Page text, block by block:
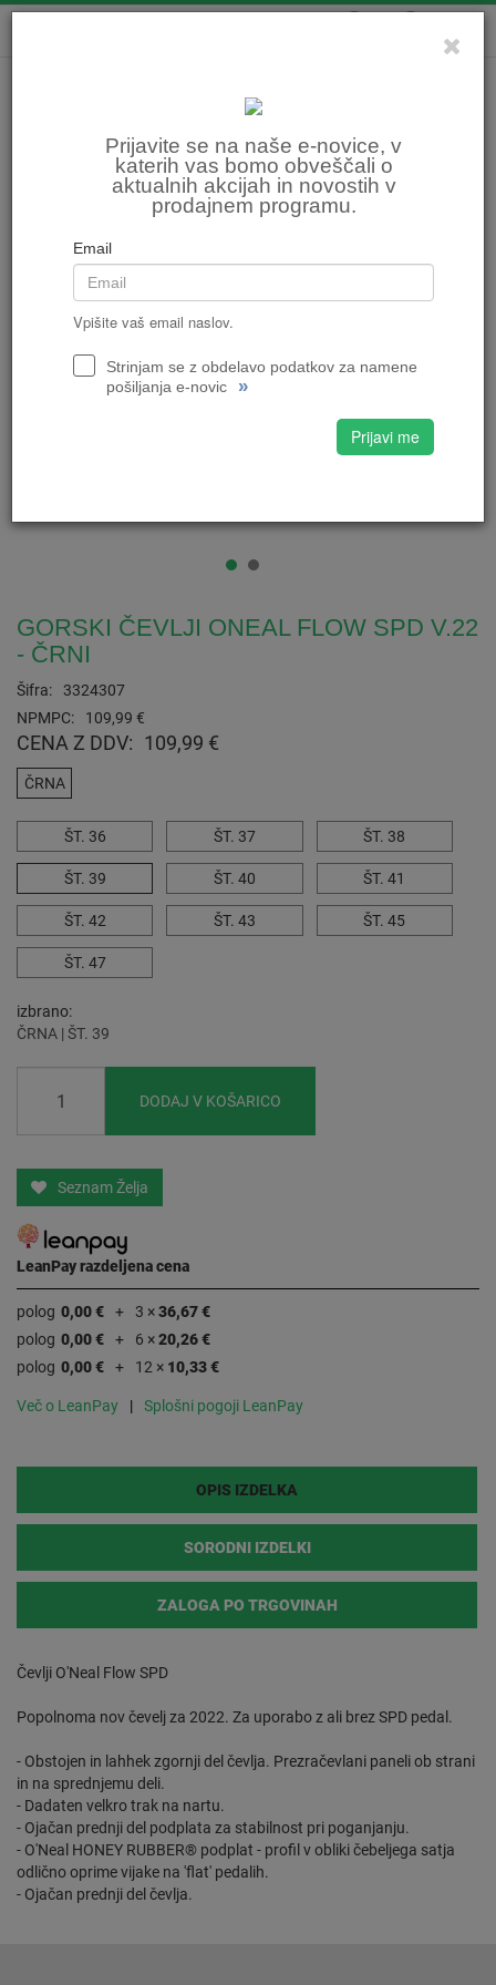
Prijavite se na naše e-novice, v
katerih vas bomo obveščali o
aktualnih akcijah in novostih v
prodajnem programu.
Email
Vpišite vaš email naslov.
Strinjam se z obdelavo podatkov za namene
pošiljanja e-novic
»
Prijavi me
GORSKI ČEVLJI ONEAL FLOW SPD V.22
- ČRNI
Šifra:
3324307
NPMPC:
109,99 €
CENA Z DDV: 109,99 €
ČRNA
ŠT. 36 ŠT. 37 ŠT. 38
ŠT. 39 ŠT. 40 ŠT. 41
ŠT. 42 ŠT. 43 ŠT. 45
ŠT. 47
izbrano
ČRNA | ŠT. 39
DODAJ V KOŠARICO
Seznam Želja
LeanPay razdeljena cena
polog 0,00 € 3 ×36,67 €
polog 0,00 € 6 ×20,26 €
polog 0,00 € 12 × 10,33 €
Več o LeanPay Splošni pogoji LeanPay
OPIS IZDELKA
SORODNI IZDELKI
ZALOGA PO TRGOVINAH
Čevlji O'Neal Flow SPD
Popolnoma nov čevelj za 2022. Za uporabo z ali brez SPD pedal.
- Obstojen in lahhek zgornji del čevlja. Prezračevlani paneli ob strani
in na sprednjemu deli.
- Dadaten velkro trak na nartu.
- Ojačan prednji del podplata za stabilnost pri poganjanju.
- O'Neal HONEY RUBBER® podplat - profil v obliki čebeljega satja
odlično oprime vijake na 'flat' pedalih.
- Ojačan prednji del čevlja.